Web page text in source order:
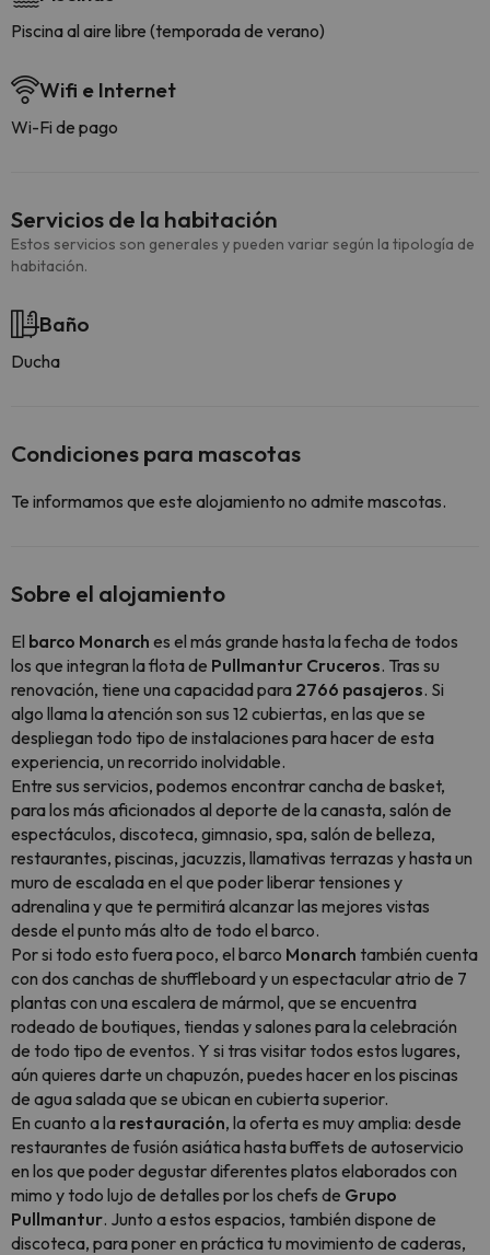
Piscina al aire libre (temporada de verano)
Wifi e Internet
Wi-Fi de pago
Servicios de la habitación
Estos servicios son generales y pueden variar según la tipología de
habitación.
Baño
Ducha
Condiciones para mascotas
Te informamos que este alojamiento no admite mascotas.
Sobre el alojamiento
El barco Monarch es el más grande hasta la fecha de todos
los que integran la flota de Pullmantur Cruceros. Tras su
renovación, tiene una capacidad para 2766 pasajeros. Si
algo llama la atención son sus 12 cubiertas, en las que se
despliegan todo tipo de instalaciones para hacer de esta
experiencia, un recorrido inolvidable.
Entre sus servicios, podemos encontrar cancha de basket,
para los más aficionados al deporte de la canasta, salón de
espectáculos, discoteca, gimnasio, spa, salón de belleza,
restaurantes, piscinas, jacuzzis, llamativas terrazas y hasta un
muro de escalada en el que poder liberar tensiones y
adrenalina y que te permitirá alcanzar las mejores vistas
desde el punto más alto de todo el barco.
Por si todo esto fuera poco, el barco Monarch también cuenta
con dos canchas de shuffleboard y un espectacular atrio de 7
plantas con una escalera de mármol, que se encuentra
rodeado de boutiques, tiendas y salones para la celebración
de todo tipo de eventos. Y si tras visitar todos estos lugares,
aún quieres darte un chapuzón, puedes hacer en los piscinas
de agua salada que se ubican en cubierta superior.
En cuanto a la restauración, la oferta es muy amplia: desde
restaurantes de fusión asiática hasta buffets de autoservicio
en los que poder degustar diferentes platos elaborados con
mimo y todo lujo de detalles por los chefs de Grupo
Pullmantur. Junto a estos espacios, también dispone de
discoteca, para poner en práctica tu movimiento de caderas,